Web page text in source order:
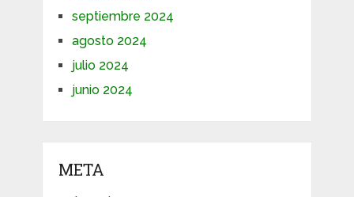
septiembre 2024
agosto 2024
julio 2024
junio 2024
META